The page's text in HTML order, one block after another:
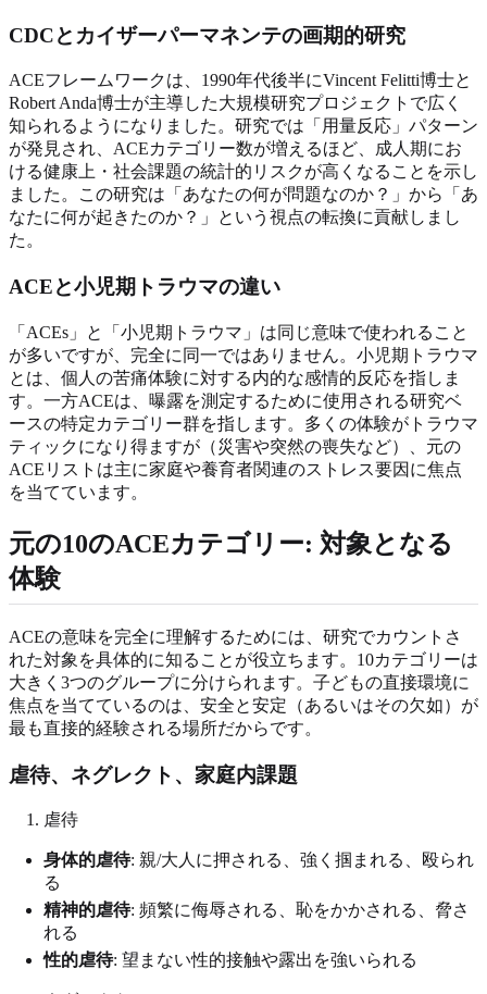
CDCとカイザーパーマネンテの画期的研究
ACEフレームワークは、1990年代後半にVincent Felitti博士と
Robert Anda博士が主導した大規模研究プロジェクトで広く
知られるようになりました。研究では「用量反応」パターン
が発見され、ACEカテゴリー数が増えるほど、成人期にお
ける健康上・社会課題の統計的リスクが高くなることを示し
ました。この研究は「あなたの何が問題なのか？」から「あ
なたに何が起きたのか？」という視点の転換に貢献しまし
た。
ACEと小児期トラウマの違い
「ACEs」と「小児期トラウマ」は同じ意味で使われること
が多いですが、完全に同一ではありません。小児期トラウマ
とは、個人の苦痛体験に対する内的な感情的反応を指しま
す。一方ACEは、曝露を測定するために使用される研究ベ
ースの特定カテゴリー群を指します。多くの体験がトラウマ
ティックになり得ますが（災害や突然の喪失など）、元の
ACEリストは主に家庭や養育者関連のストレス要因に焦点
を当てています。
元の10のACEカテゴリー: 対象となる
体験
ACEの意味を完全に理解するためには、研究でカウントさ
れた対象を具体的に知ることが役立ちます。10カテゴリーは
大きく3つのグループに分けられます。子どもの直接環境に
焦点を当てているのは、安全と安定（あるいはその欠如）が
最も直接的経験される場所だからです。
虐待、ネグレクト、家庭内課題
虐待
身体的虐待: 親/大人に押される、強く掴まれる、殴られ
る
精神的虐待: 頻繁に侮辱される、恥をかかされる、脅さ
れる
性的虐待: 望まない性的接触や露出を強いられる